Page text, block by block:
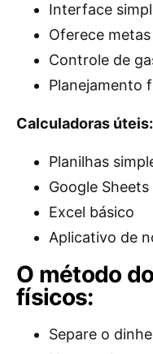
Interface
Oferece
Controle de
Planejamento
Calculadoras úteis:
Planilhas
Google
Excel básico
Aplicativo de
O método
físicos:
Separe o